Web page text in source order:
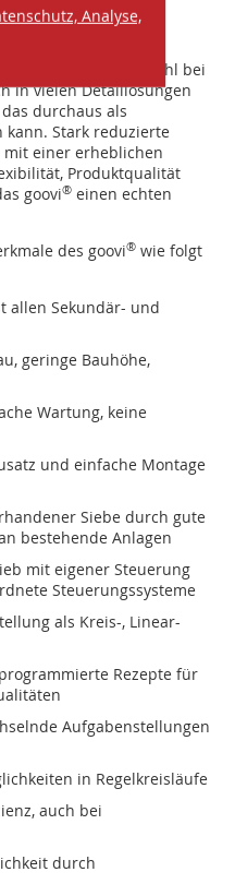
goovi
ist sowohl bei
in vielen Detaillösungen
durchaus als
Stark reduzierte
mit einer erheblichen
Produktqualität
goovi® einen echten
des goovi® wie folgt
allen Sekundär- und
geringe Bauhöhe,
Wartung, keine
und einfache Montage
Siebe durch gute
bestehende Anlagen
mit eigener Steuerung
Steuerungssysteme
als Kreis-, Linear-
Rezepte für
Aufgabenstellungen
in Regelkreisläufe
auch bei
durch
Analyse,